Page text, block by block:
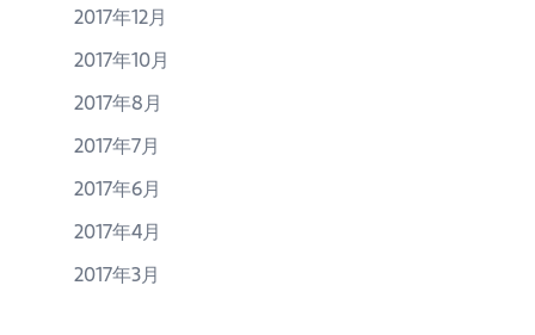
2017年12月
2017年10月
2017年8月
2017年7月
2017年6月
2017年4月
2017年3月